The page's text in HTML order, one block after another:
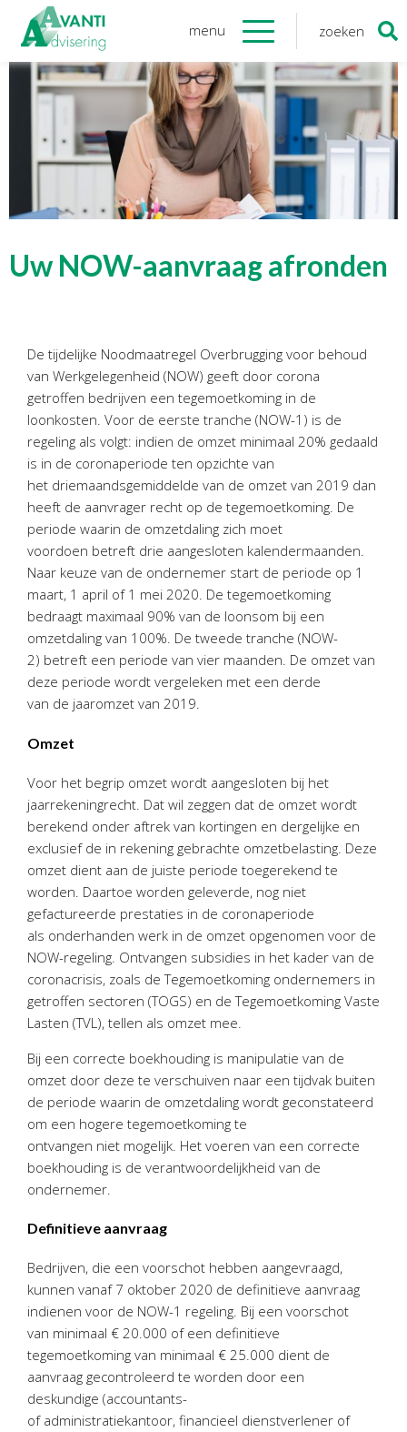
menu zoeken
Organisatie
Onze medewerkers
NOAB gecertificeerd
Algemene verordening
gegevensbescherming
Sponsoring
Startersbegeleiding
Tijdelijk financieel personeel
Personeel & Organisatie
Bedrijfseconomisch advies
Belastingadvies Purmerend
Online boekhouden
Nieuws&informatie
Nieuwsbrief
Nieuwsoverzicht
Handige links
Downloads
Contact
Avanti Online
Twinfield – Boekhouden
BaseCone – Facturen
Visionplanner – Rapportage
Klantenportaal – Online dossiers
Online Salaris – Salarissen
Nextens-Accorderen aangiften
Zoeken
naar:
Uw NOW-aanvraag afronden
De tijdelijke Noodmaatregel Overbrugging voor behoud
van Werkgelegenheid (NOW) geeft door corona
getroffen bedrijven een tegemoetkoming in de
loonkosten. Voor de eerste tranche (NOW-1) is de
regeling als volgt: indien de omzet minimaal 20% gedaald
is in de coronaperiode ten opzichte van
het driemaandsgemiddelde van de omzet van 2019 dan
heeft de aanvrager recht op de tegemoetkoming. De
periode waarin de omzetdaling zich moet
voordoen betreft drie aangesloten kalendermaanden.
Naar keuze van de ondernemer start de periode op 1
maart, 1 april of 1 mei 2020. De tegemoetkoming
bedraagt maximaal 90% van de loonsom bij een
omzetdaling van 100%. De tweede tranche (NOW-
2) betreft een periode van vier maanden. De omzet van
deze periode wordt vergeleken met een derde
van de jaaromzet van 2019.
Omzet
Voor het begrip omzet wordt aangesloten bij het
jaarrekeningrecht. Dat wil zeggen dat de omzet wordt
berekend onder aftrek van kortingen en dergelijke en
exclusief de in rekening gebrachte omzetbelasting. Deze
omzet dient aan de juiste periode toegerekend te
worden. Daartoe worden geleverde, nog niet
gefactureerde prestaties in de coronaperiode
als onderhanden werk in de omzet opgenomen voor de
NOW-regeling. Ontvangen subsidies in het kader van de
coronacrisis, zoals de Tegemoetkoming ondernemers in
getroffen sectoren (TOGS) en de Tegemoetkoming Vaste
Lasten (TVL), tellen als omzet mee.
Bij een correcte boekhouding is manipulatie van de
omzet door deze te verschuiven naar een tijdvak buiten
de periode waarin de omzetdaling wordt geconstateerd
om een hogere tegemoetkoming te
ontvangen niet mogelijk. Het voeren van een correcte
boekhouding is de verantwoordelijkheid van de
ondernemer.
Definitieve aanvraag
Bedrijven, die een voorschot hebben aangevraagd,
kunnen vanaf 7 oktober 2020 de definitieve aanvraag
indienen voor de NOW-1 regeling. Bij een voorschot
van minimaal € 20.000 of een definitieve
tegemoetkoming van minimaal € 25.000 dient de
aanvraag gecontroleerd te worden door een
deskundige (accountants-
of administratiekantoor, financieel dienstverlener of